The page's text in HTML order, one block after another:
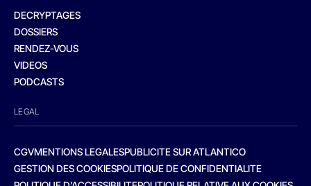
DECRYPTAGES
DOSSIERS
RENDEZ-VOUS
VIDEOS
PODCASTS
LEGAL
CGVMENTIONS LEGALESPUBLICITE SUR ATLANTICO
GESTION DES COOKIESPOLITIQUE DE CONFIDENTIALITE